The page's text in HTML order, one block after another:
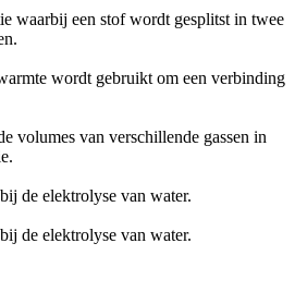
waarbij een stof wordt gesplitst in twee
wordt gebruikt om een verbinding
volumes van verschillende gassen in
de elektrolyse van water.
de elektrolyse van water.